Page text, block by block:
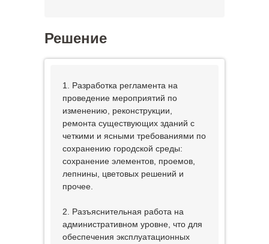
Решение
1. Разработка регламента на
проведение мероприятий по
изменению, реконструкции,
ремонта существующих зданий с
четкими и ясными требованиями по
сохранению городской среды:
сохранение элементов, проемов,
лепнины, цветовых решений и
прочее.
2. Разъяснительная работа на
административном уровне, что для
обеспечения эксплуатационных